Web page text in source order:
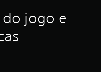
l
do jogo e